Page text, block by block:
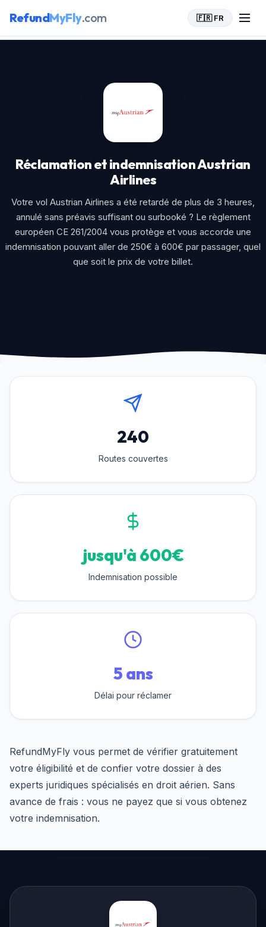
RefundMyFly.com 🇫🇷 FR
Accueil > Austrian Airlines
Réclamation et indemnisation Austrian
Airlines
Votre vol Austrian Airlines a été retardé de plus de 3 heures,
annulé sans préavis suffisant ou surbooké ? Le règlement
européen CE 261/2004 vous protège et vous accorde une
indemnisation pouvant aller de 250€ à 600€ par passager, quel
que soit le prix de votre billet.
240
Routes couvertes
jusqu'à 600€
Indemnisation possible
5 ans
Délai pour réclamer
RefundMyFly vous permet de vérifier gratuitement
votre éligibilité et de confier votre dossier à des
experts juridiques spécialisés en droit aérien. Sans
avance de frais : vous ne payez que si vous obtenez
votre indemnisation.